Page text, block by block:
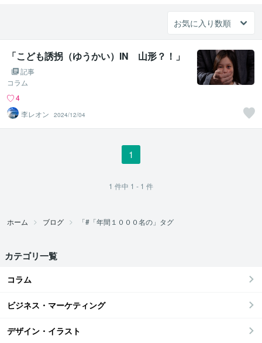
「こども誘拐（ゆうかい）IN 山形？！」
記事
コラム
4
李レオン
2024/12/04
1
1 件中 1 - 1 件
ホーム ブログ 「#「年間１０００名の」タグ
カテゴリ一覧
コラム
ビジネス・マーケティング
デザイン・イラスト